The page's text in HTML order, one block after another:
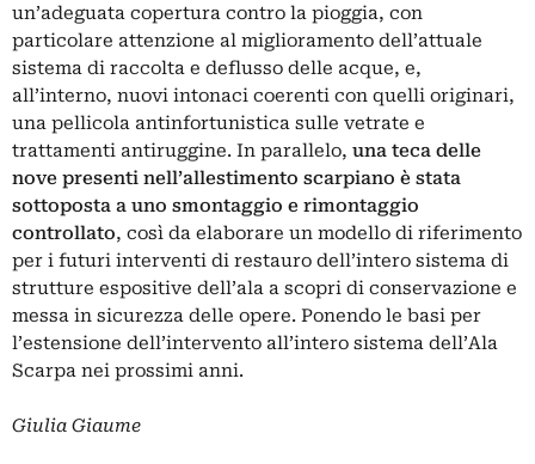
un’adeguata copertura contro la pioggia, con
particolare attenzione al miglioramento dell’attuale
sistema di raccolta e deflusso delle acque, e,
all’interno, nuovi intonaci coerenti con quelli originari,
una pellicola antinfortunistica sulle vetrate e
trattamenti antiruggine. In parallelo, una teca delle
nove presenti nell’allestimento scarpiano è stata
sottoposta a uno smontaggio e rimontaggio
controllato, così da elaborare un modello di riferimento
per i futuri interventi di restauro dell’intero sistema di
strutture espositive dell’ala a scopri di conservazione e
messa in sicurezza delle opere. Ponendo le basi per
l’estensione dell’intervento all’intero sistema dell’Ala
Scarpa nei prossimi anni.
Giulia Giaume